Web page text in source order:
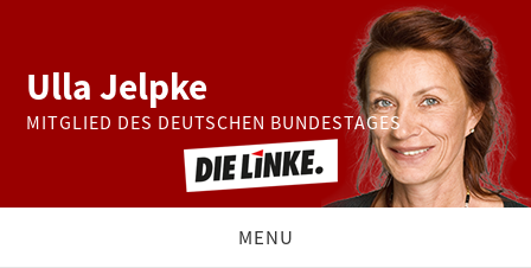
Ulla Jelpke
MITGLIED DES DEUTSCHEN BUNDESTAGES
MENU